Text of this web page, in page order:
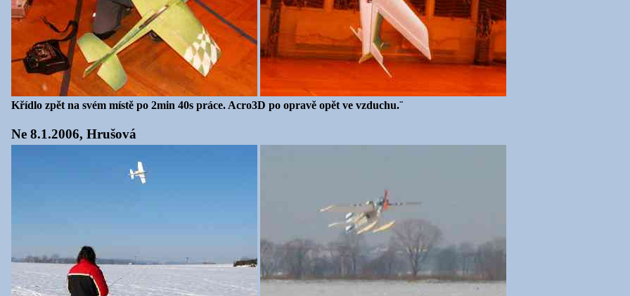
Křídlo zpět na svém místě po 2min 40s práce. Acro3D po opravě opět ve vzduchu.¨
Ne 8.1.2006, Hrušová